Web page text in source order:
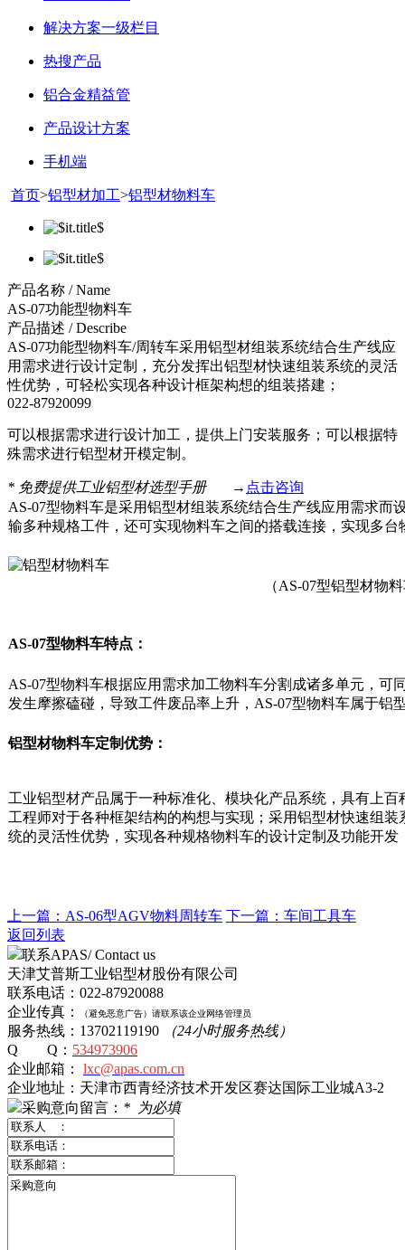
解决方案一级栏目
热搜产品
铝合金精益管
产品设计方案
手机端
首页>铝型材加工>铝型材物料车
产品名称 / Name
AS-07功能型物料车
产品描述 / Describe
AS-07功能型物料车/周转车采用铝型材组装系统结合生产线应
用需求进行设计定制，充分发挥出铝型材快速组装系统的灵活
性优势，可轻松实现各种设计框架构想的组装搭建；
022-87920099
可以根据需求进行设计加工，提供上门安装服务；可以根据特
殊需求进行铝型材开模定制。
* 免费提供工业铝型材选型手册 → 点击咨询
AS-07型物料车是采用铝型材组装系统结合生产线应用需求而
输多种规格工件，还可实现物料车之间的搭载连接，实现多台
（AS-07型铝型材物
AS-07型物料车特点：
AS-07型物料车根据应用需求加工物料车分割成诸多单元，可
发生摩擦磕碰，导致工件废品率上升，AS-07型物料车属于铝
铝型材物料车定制优势：
工业铝型材产品属于一种标准化、模块化产品系统，具有上
工程师对于各种框架结构的构想与实现；采用铝型材快速组
统的灵活性优势，实现各种规格物料车的设计定制及功能开发
上一篇：AS-06型AGV物料周转车 下一篇：车间工具车
返回列表
联系APAS/ Contact us
天津艾普斯工业铝型材股份有限公司
联系电话：022-87920088
企业传真：
（避免恶意广告） 请联系该企业网络管理员
服务热线：13702119190
（24小时服务热线）
Q Q： 534973906
企业邮箱： lxc@apas.com.cn
企业地址：天津市西青经济技术开发区赛达国际工业城A3-2
采购意向留言： * 为必填